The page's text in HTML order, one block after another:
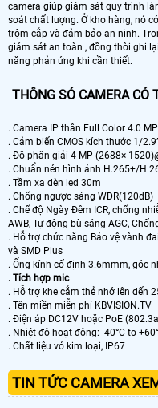
camera giúp giám sát quy trình
soát chất lượng. Ở kho hàng, nó
trộm cắp và đảm bảo an ninh.
giám sát an toàn , đồng thời ghi
năng phản ứng khi cần thiết.
THÔNG SÓ CAMERA CÓ
. Camera IP thân Full Color 4.0 MP
. Cảm biến CMOS kích thước 1/
. Độ phân giải 4 MP (2688×
. Chuẩn nén hình ảnh H.265+/
. Tầm xa đèn led 30m
. Chống ngược sáng WDR(120dB)
. Chế độ Ngày Đêm ICR, chống
AWB, Tự động bù sáng AGC,
. Hỗ trợ chức năng Bảo vệ vành
và SMD Plus
. Ống kính cố định 3.6mmm, góc
. Tích hợp mic
. Hỗ trợ khe cắm thẻ nhớ lên đến
. Tên miền miễn phí KBVISION.TV
. Điện áp DC12V hoặc PoE
. Nhiệt độ hoạt động: -40°C to
. Chất liệu vỏ kim loại, IP67
TIN TỨC CAMERA